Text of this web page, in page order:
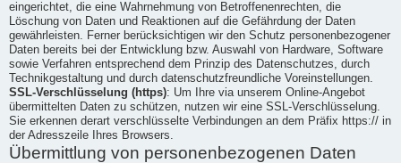
eingerichtet, die eine Wahrnehmung von Betroffenenrechten, die
Löschung von Daten und Reaktionen auf die Gefährdung der Daten
gewährleisten. Ferner berücksichtigen wir den Schutz personenbezogener
Daten bereits bei der Entwicklung bzw. Auswahl von Hardware, Software
sowie Verfahren entsprechend dem Prinzip des Datenschutzes, durch
Technikgestaltung und durch datenschutzfreundliche Voreinstellungen.
SSL-Verschlüsselung (https): Um Ihre via unserem Online-Angebot
übermittelten Daten zu schützen, nutzen wir eine SSL-Verschlüsselung.
Sie erkennen derart verschlüsselte Verbindungen an dem Präfix https:// in
der Adresszeile Ihres Browsers.
Übermittlung von personenbezogenen Daten